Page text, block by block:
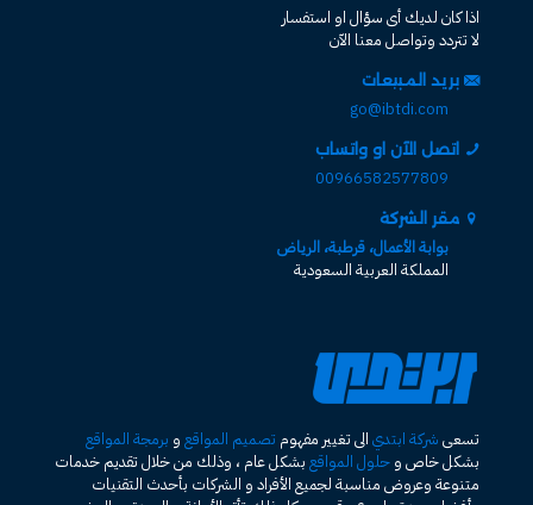
اذا كان لديك أى سؤال او استفسار
لا تتردد وتواصل معنا الآن
بريد المبيعات
go@ibtdi.com
اتصل الآن او واتساب
00966582577809
مقر الشركة
بوابة الأعمال، قرطبة، الرياض
المملكة العربية السعودية
تسعى شركة ابتدي الى تغيير مفهوم تصميم المواقع و برمجة المواقع
بشكل خاص و حلول المواقع بشكل عام ، وذلك من خلال تقديم خدمات
متنوعة وعروض مناسبة لجميع الأفراد و الشركات بأحدث التقنيات